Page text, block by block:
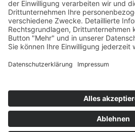
Allgemein
Augsburger Stadtviertel
Aus dem Makleralltag
Landkreis Augsburg
News
Was macht der Makler eigentlich